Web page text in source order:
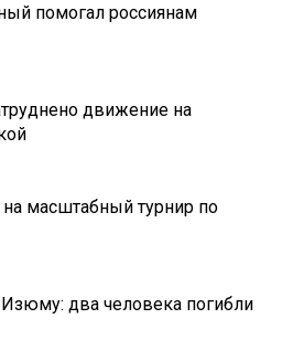
помогал россиянам
движение на
на масштабный турнир по
два человека погибли